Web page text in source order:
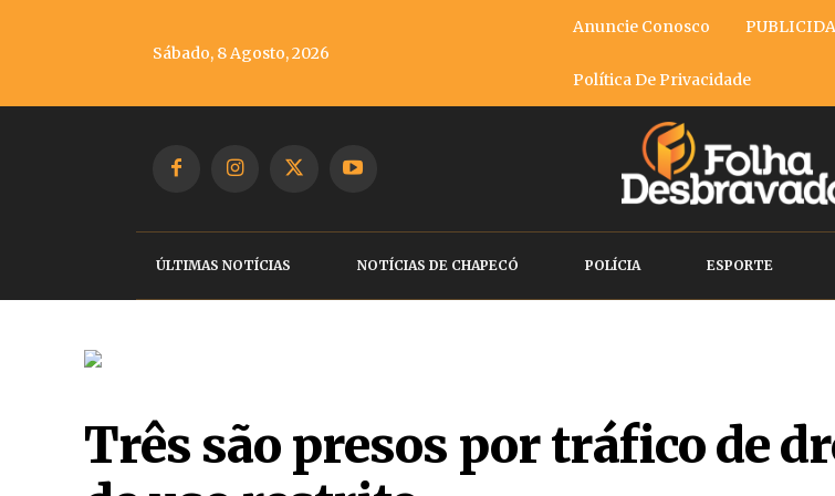
Sábado, 8 Agosto, 2026
Anuncie Conosco
Política De Privacidade
ÚLTIMAS NOTÍCIAS NOTÍCIAS DE CHAPECÓ POLÍCIA ESPORTE
Três são presos por tráfico de